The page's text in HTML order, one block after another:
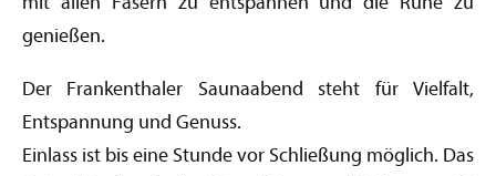
genießen.
Der Frankenthaler Saunaabend steht für Vielfalt,
Entspannung und Genuss.
Einlass ist bis eine Stunde vor Schließung möglich. Das